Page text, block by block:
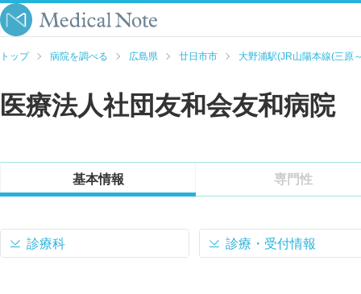
トップ 病院を調べる 広島県 廿日市市 大野浦駅(JR山陽本線(三原
医療法人社団友和会友和病院
基本情報 専門性
診療科 診療・受付情報